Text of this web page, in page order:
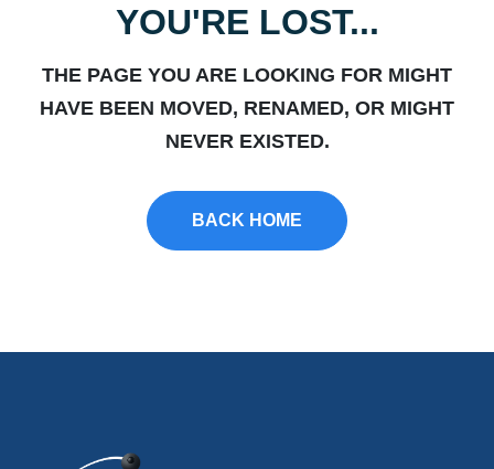
YOU'RE LOST...
THE PAGE YOU ARE LOOKING FOR MIGHT
HAVE BEEN MOVED, RENAMED, OR MIGHT
NEVER EXISTED.
BACK HOME